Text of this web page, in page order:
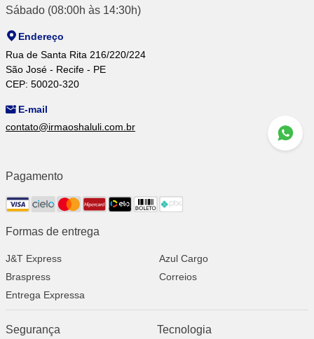
Sábado (08:00h às 14:30h)
Endereço
Rua de Santa Rita 216/220/224
São José - Recife - PE
CEP: 50020-320
E-mail
contato@irmaoshaluli.com.br
Pagamento
Formas de entrega
J&T Express
Azul Cargo
Braspress
Correios
Entrega Expressa
Segurança Tecnologia